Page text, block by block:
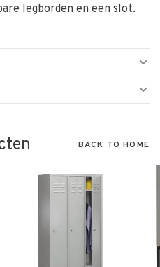
legborden en een slot.
BACK TO HOME